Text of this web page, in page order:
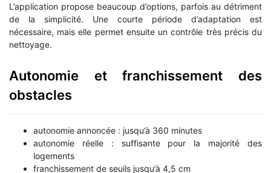
L’application propose beaucoup d’options, parfois au détriment
de la simplicité. Une courte période d’adaptation est
nécessaire, mais elle permet ensuite un contrôle très précis du
nettoyage.
Autonomie et franchissement des
obstacles
autonomie annoncée : jusqu’à 360 minutes
autonomie réelle : suffisante pour la majorité des
logements
franchissement de seuils jusqu’à 4,5 cm